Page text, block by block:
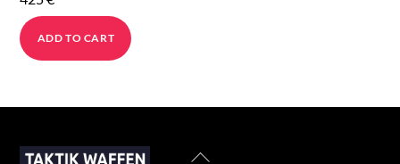
ADD TO CART
Back